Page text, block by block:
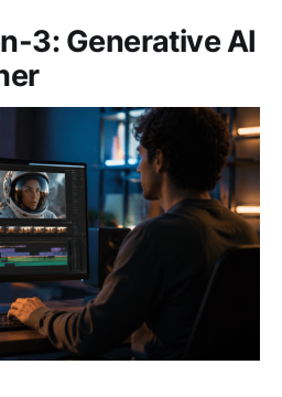
3: Generative AI